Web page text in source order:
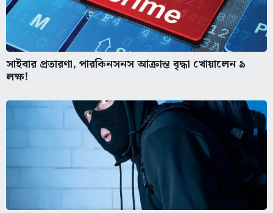
সাইবার প্রতারণা, পারকিনসনস আক্রান্ত বৃদ্ধা খোয়ালেন ৯
লক্ষ!